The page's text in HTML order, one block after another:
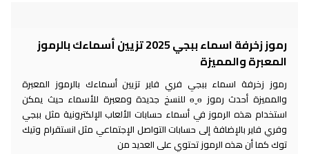
رموز زخرفة اسماء ببجي 2025 تزيين أسماءك بالرموز
والمميزة
زخرفة اسماء ببجي فري فاير تزيين أسماءك بالرموز المعبرة
والمميزة أحدث رموز ɵˬɵ للنسخ جديدة ومعبرة للأسماء حيث يمكن
هذه الرموز في أسماء حسابات الألعاب الإلكترونية مثل ببجي
فاير بالإضافة إلى حسابات التواصل الإجتماعي مثل انستقرام وتيك
كما أن هذه الرموز تحتوي على العديد من